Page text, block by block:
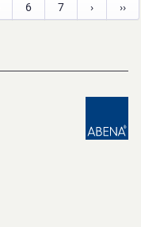
6 7 › ››